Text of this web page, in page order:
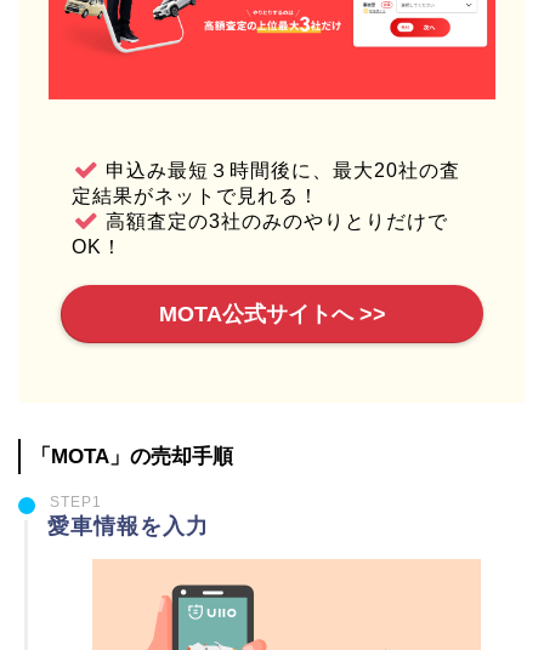
申込み最短３時間後に、最大20社の査
定結果がネットで見れる！
高額査定の3社のみのやりとりだけで
OK！
MOTA公式サイトへ >>
「MOTA」の売却手順
STEP1
愛車情報を入力